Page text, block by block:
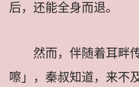
后，还能全身而退。
然而，伴随着耳畔
嚓」，秦叔知道，来不